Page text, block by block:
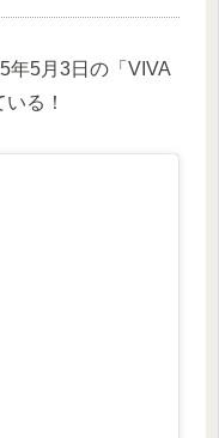
年5月3日の「VIVA
る！